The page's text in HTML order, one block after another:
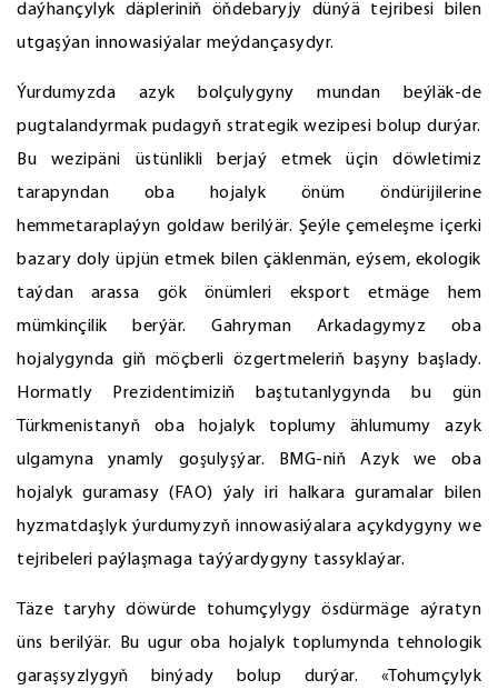
daýhançylyk däpleriniň öňdebaryjy dünýä tejribesi bilen
utgaşýan innowasiýalar meýdançasydyr.
Ýurdumyzda azyk bolçulygyny mundan beýläk-de
pugtalandyrmak pudagyň strategik wezipesi bolup durýar.
Bu wezipäni üstünlikli berjaý etmek üçin döwletimiz
tarapyndan oba hojalyk önüm öndürijilerine
hemmetaraplaýyn goldaw berilýär. Şeýle çemeleşme içerki
bazary doly üpjün etmek bilen çäklenmän, eýsem, ekologik
taýdan arassa gök önümleri eksport etmäge hem
mümkinçilik berýär. Gahryman Arkadagymyz oba
hojalygynda giň möçberli özgertmeleriň başyny başlady.
Hormatly Prezidentimiziň baştutanlygynda bu gün
Türkmenistanyň oba hojalyk toplumy ählumumy azyk
ulgamyna ynamly goşulyşýar. BMG-niň Azyk we oba
hojalyk guramasy (FAO) ýaly iri halkara guramalar bilen
hyzmatdaşlyk ýurdumyzyň innowasiýalara açykdygyny we
tejribeleri paýlaşmaga taýýardygyny tassyklaýar.
Täze taryhy döwürde tohumçylygy ösdürmäge aýratyn
üns berilýär. Bu ugur oba hojalyk toplumynda tehnologik
garaşsyzlygyň binýady bolup durýar. «Tohumçylyk